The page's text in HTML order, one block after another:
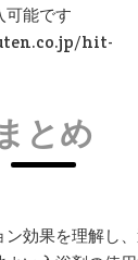
可能です
hit-
とめ
効果を理解し